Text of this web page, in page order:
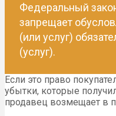
Федеральный
запрещает
(или услуг)
(услуг).
Если это право
убытки, которые
продавец возмещает в